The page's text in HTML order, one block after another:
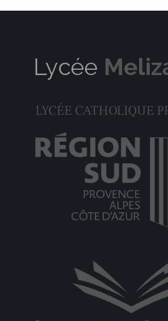
LYCÉE CATHOLIQUE